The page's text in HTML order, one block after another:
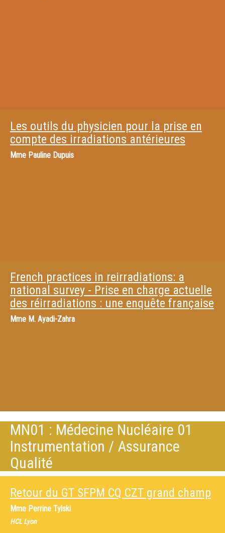
Les outils du physicien pour la prise en
compte des irradiations antérieures
Mme Pauline Dupuis
French practices in reirradiations: a
national survey - Prise en charge actuelle
des réirradiations : une enquête française
Mme M. Ayadi-Zahra
MN01 : Médecine Nucléaire 01
Instrumentation / Assurance
Qualité
Retour du GT SFPM CQ CZT grand champ
Mme Perrine Tylski
HCL Lyon